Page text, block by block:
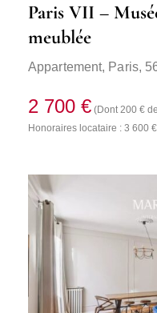
Paris VII –
meublée
Appartement, Paris,
2 700 € (Dont 200 €
Honoraires locataire : 3 600 €